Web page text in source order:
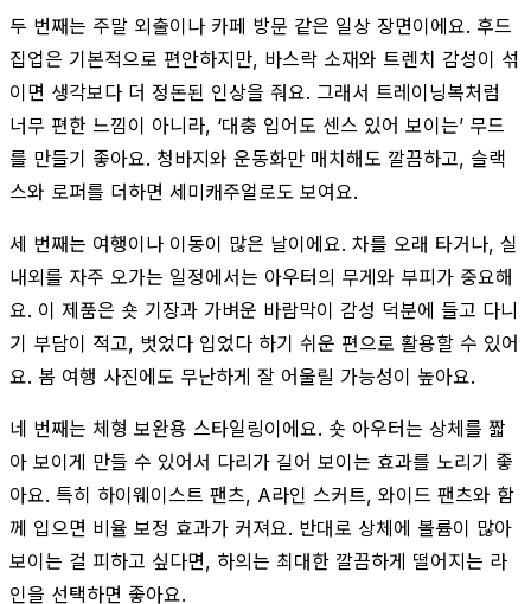
두 번째는 주말 외출이나 카페 방문 같은 일상 장면이에요. 후드
집업은 기본적으로 편안하지만, 바스락 소재와 트렌치 감성이 섞
이면 생각보다 더 정돈된 인상을 줘요. 그래서 트레이닝복처럼
너무 편한 느낌이 아니라, ‘대충 입어도 센스 있어 보이는’ 무드
를 만들기 좋아요. 청바지와 운동화만 매치해도 깔끔하고, 슬랙
스와 로퍼를 더하면 세미캐주얼로도 보여요.
세 번째는 여행이나 이동이 많은 날이에요. 차를 오래 타거나, 실
내외를 자주 오가는 일정에서는 아우터의 무게와 부피가 중요해
요. 이 제품은 숏 기장과 가벼운 바람막이 감성 덕분에 들고 다니
기 부담이 적고, 벗었다 입었다 하기 쉬운 편으로 활용할 수 있어
요. 봄 여행 사진에도 무난하게 잘 어울릴 가능성이 높아요.
네 번째는 체형 보완용 스타일링이에요. 숏 아우터는 상체를 짧
아 보이게 만들 수 있어서 다리가 길어 보이는 효과를 노리기 좋
아요. 특히 하이웨이스트 팬츠, A라인 스커트, 와이드 팬츠와 함
께 입으면 비율 보정 효과가 커져요. 반대로 상체에 볼륨이 많아
보이는 걸 피하고 싶다면, 하의는 최대한 깔끔하게 떨어지는 라
인을 선택하면 좋아요.